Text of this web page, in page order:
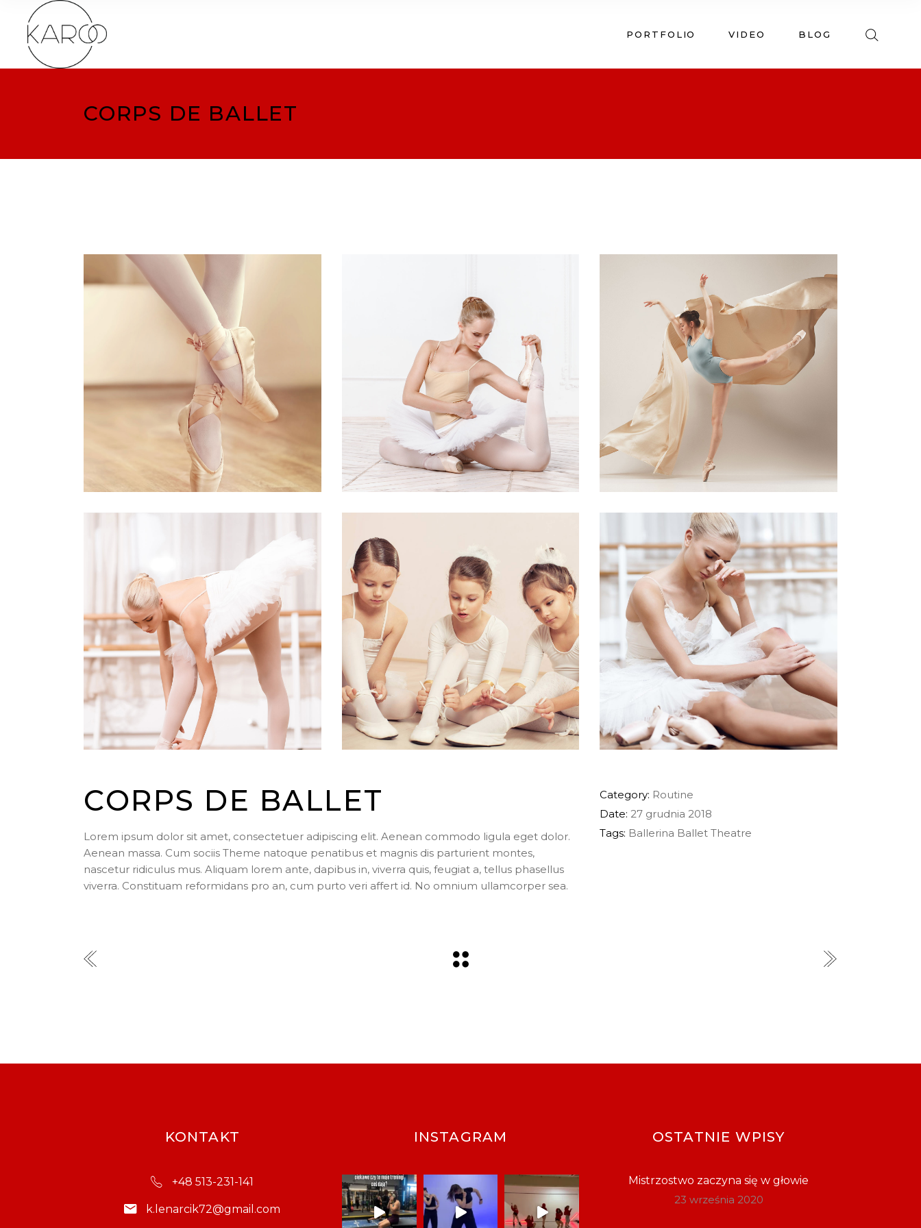
PORTFOLIO VIDEO BLOG
CORPS DE BALLET
CORPS DE BALLET
Lorem ipsum dolor sit amet, consectetuer adipiscing elit. Aenean commodo ligula eget dolor.
Aenean massa. Cum sociis Theme natoque penatibus et magnis dis parturient montes,
nascetur ridiculus mus. Aliquam lorem ante, dapibus in, viverra quis, feugiat a, tellus phasellus
viverra. Constituam reformidans pro an, cum purto veri affert id. No omnium ullamcorper sea.
Category: Routine
Date: 27 grudnia 2018
Tags: Ballerina Ballet Theatre
KONTAKT
+48 513-231-141
k.lenarcik72@gmail.com
INSTAGRAM OSTATNIE WPISY
Mistrzostwo zaczyna się w głowie
23 września 2020